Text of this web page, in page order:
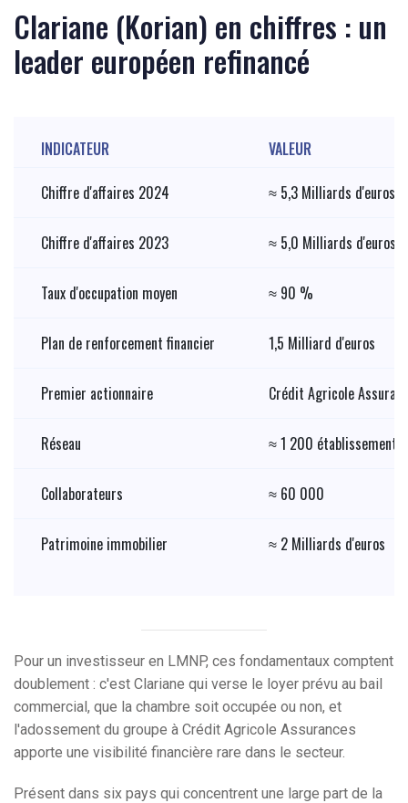
Clariane (Korian) en chiffres : un
leader européen refinancé
INDICATEUR
VALEUR
Chiffre d'affaires 2024
≈ 5,3 Milliards d'euros
Chiffre d'affaires 2023 ≈ 5,0 Milliards d'euros
Taux d'occupation moyen ≈ 90 %
Plan de renforcement financier 1,5 Milliard d'euros
Premier actionnaire Crédit Agricole
Réseau ≈ 1 200
Collaborateurs ≈ 60 000
Patrimoine immobilier ≈ 2 Milliards d'euros
Pour un investisseur en LMNP, ces fondamentaux comptent
doublement : c'est Clariane qui verse le loyer prévu au bail
commercial, que la chambre soit occupée ou non, et
l'adossement du groupe à Crédit Agricole Assurances
apporte une visibilité financière rare dans le secteur.
Présent dans six pays qui concentrent une large part de la